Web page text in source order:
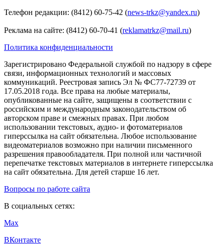
Телефон редакции: (8412) 60-75-42 (news-trkz@yandex.ru)
Реклама на сайте: (8412) 60-70-41 (reklamatrkz@mail.ru)
Политика конфиденциальности
Зарегистрировано Федеральной службой по надзору в сфере
связи, информационных технологий и массовых
коммуникаций. Реестровая запись Эл № ФС77-72739 от
17.05.2018 года. Все права на любые материалы,
опубликованные на сайте, защищены в соответствии с
российским и международным законодательством об
авторском праве и смежных правах. При любом
использовании текстовых, аудио- и фотоматериалов
гиперссылка на сайт обязательна. Любое использование
видеоматериалов возможно при наличии письменного
разрешения правообладателя. При полной или частичной
перепечатке текстовых материалов в интернете гиперссылка
на сайт обязательна. Для детей старше 16 лет.
Вопросы по работе сайта
В социальных сетях:
Max
ВКонтакте